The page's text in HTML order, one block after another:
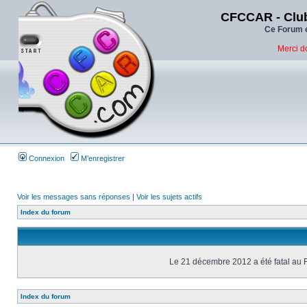
CFCCAR -
Ce Forum
Merci
Connexion M’enregistrer
Voir les messages sans réponses | Voir les sujets actifs
Index du forum
Le 21 décembre 2012 a été fatal au
Index du forum